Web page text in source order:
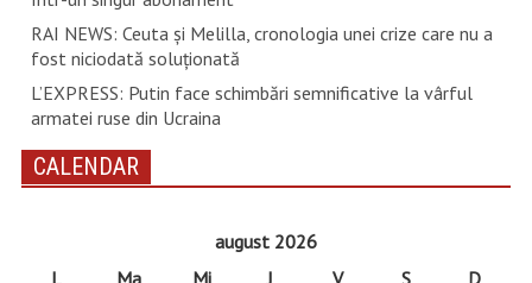
RAI NEWS: Ceuta și Melilla, cronologia unei crize care nu a
fost niciodată soluționată
L’EXPRESS: Putin face schimbări semnificative la vârful
armatei ruse din Ucraina
CALENDAR
august 2026